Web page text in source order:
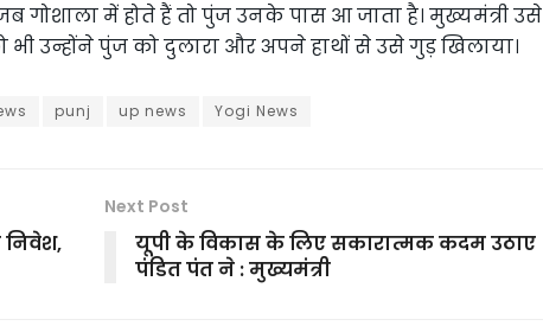
गोशाला में होते हैं तो पुंज उनके पास आ जाता है। मुख्यमंत्री उसे
उन्होंने पुंज को दुलारा और अपने हाथों से उसे गुड़ खिलाया।
punj up news Yogi News
निवेश,
Next Post
यूपी के विकास के लिए सकारात्मक कदम उठाए
पंडित पंत ने : मुख्यमंत्री